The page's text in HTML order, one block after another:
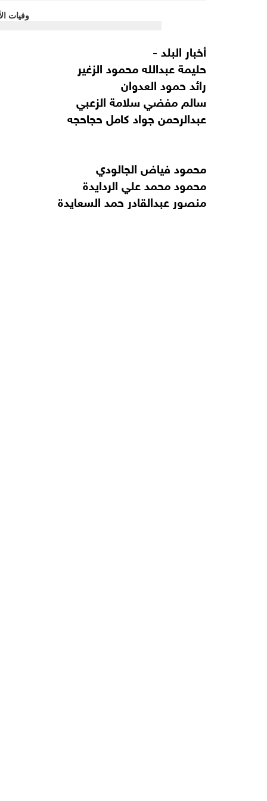
أخبار البلد -
حليمة عبدالله محمود الزغير
رائد حمود العدوان
سالم مفضي سلامة الزعبي
عبدالرحمن جواد كامل حجاحجه
محمود فياض الجالودي
محمود محمد علي الردايدة
منصور عبدالقادر حمد السعايدة